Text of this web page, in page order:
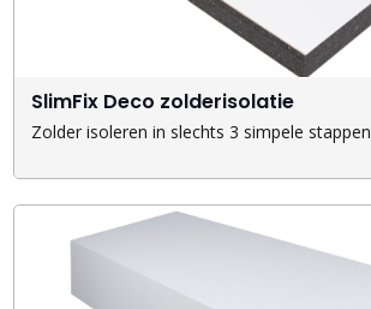
SlimFix Deco zolderisolatie
Zolder isoleren in slechts 3 simpele stappen